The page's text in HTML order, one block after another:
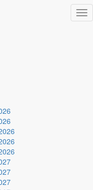
lịch (Ất
7/6/2026 âm lịch
Trương, nạp âm Sa Trung
trung bình